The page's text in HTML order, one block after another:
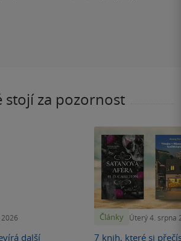
stojí za pozornost
další
Články Úterý 4. srpna
7 knih, které si